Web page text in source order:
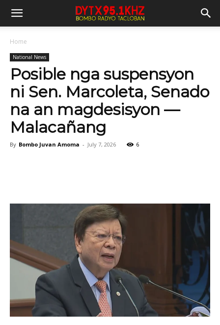
Home
National News
Posible nga suspensyon
ni Sen. Marcoleta, Senado
na an magdesisyon —
Malacañang
By Bombo Juvan Amoma - July 7, 2026 6